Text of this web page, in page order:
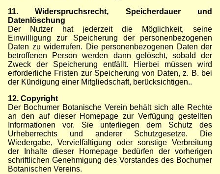
11. Widerspruchsrecht, Speicherdauer und
Datenlöschung
Der Nutzer hat jederzeit die Möglichkeit, seine
Einwilligung zur Speicherung der personenbezogenen
Daten zu widerrufen. Die personenbezogenen Daten der
betroffenen Person werden dann gelöscht, sobald der
Zweck der Speicherung entfällt. Hierbei müssen wird
erforderliche Fristen zur Speicherung von Daten, z. B. bei
der Kündigung einer Mitgliedschaft, berücksichtigen..
12. Copyright
Der Bochumer Botanische Verein behält sich alle Rechte
an den auf dieser Homepage zur Verfügung gestellten
Informationen vor. Sie unterliegen dem Schutz des
Urheberrechts und anderer Schutzgesetze. Die
Wiedergabe, Vervielfältigung oder sonstige Verbreitung
der Inhalte dieser Homepage bedürfen der vorherigen
schriftlichen Genehmigung des Vorstandes des Bochumer
Botanischen Vereins.